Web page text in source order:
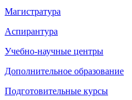
Магистратура
Аспирантура
Учебно-научные центры
Дополнительное образование
Подготовительные курсы